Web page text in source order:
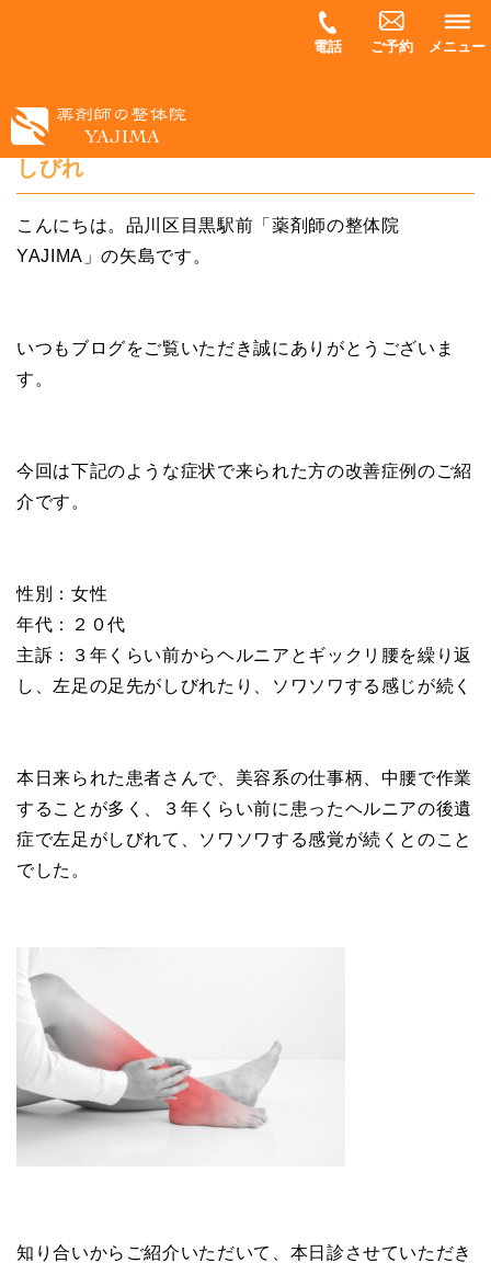
電話 ご予約 メニュー
【改善症例９】腰椎ヘルニアの後遺症による
しびれ
こんにちは。品川区目黒駅前「薬剤師の整体院
YAJIMA」の矢島です。
いつもブログをご覧いただき誠にありがとうございま
す。
今回は下記のような症状で来られた方の改善症例のご紹
介です。
性別：女性
年代：２０代
主訴：３年くらい前からヘルニアとギックリ腰を繰り返
し、左足の足先がしびれたり、ソワソワする感じが続く
本日来られた患者さんで、美容系の仕事柄、中腰で作業
することが多く、３年くらい前に患ったヘルニアの後遺
症で左足がしびれて、ソワソワする感覚が続くとのこと
でした。
知り合いからご紹介いただいて、本日診させていただき